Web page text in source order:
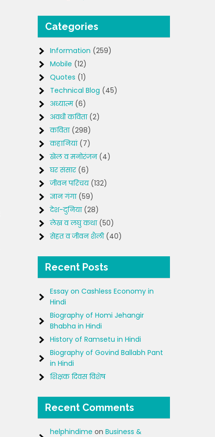
Categories
Information (259)
Mobile (12)
Quotes (1)
Technical Blog (45)
अध्यात्म(6)
अवधी कविता(2)
कविता(298)
कहानियां(7)
खेल व मनोरंजन(4)
घर संसार(6)
जीवन परिचय(132)
ज्ञान गंगा(59)
देश-दुनिया(28)
लेख व लघु कथा(50)
सेहत व जीवन शैली(40)
Recent Posts
Essay on Cashless Economy in
Hindi
Biography of Homi Jehangir
Bhabha in Hindi
History of Ramsetu in Hindi
Biography of Govind Ballabh Pant
in Hindi
शिक्षक दिवस विशेष
Recent Comments
helphindime on Business &